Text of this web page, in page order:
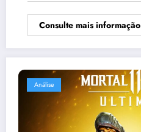
Consulte mais informação
Análise